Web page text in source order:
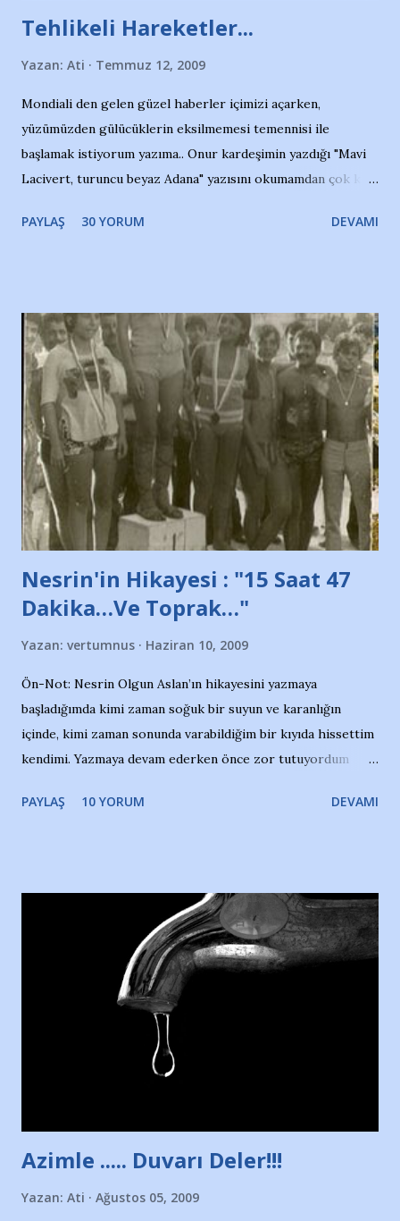
Tehlikeli Hareketler...
Yazan: Ati Temmuz 12, 2009
Mondiali den gelen güzel haberler içimizi açarken,
yüzümüzden gülücüklerin eksilmemesi temennisi ile
başlamak istiyorum yazıma.. Onur kardeşimin yazdığı "Mavi
Lacivert, turuncu beyaz Adana" yazısını okumamdan çok kısa
irkildim.. "Bursasporlu taraftarlar, İstanbul takımlarının
ve ürünlerini Bursa şehrinde görmek istemediklerini bir
protesto eylemiyle açıkladıklarını bildiriyordu.. Bu grup
adına açıklama yapan şahsı muhterem(!) ''Açık ve net olarak
söylüyoruz. Bu son uyarımızdır. Bunun yanısıra, bu takımlara
ait tanıtıcı ilanların asılmasına izin veren Bursa Büyükşehir
Belediyesi ile mağazaların bulunduğu alışveriş merkezlerini
de kınıyoruz'' diye de eklemiş .. Blogumuzda okuduğum bu
yazının hemen ardından bu habe...
PAYLAŞ 30 YORUM DEVAMI
Nesrin'in Hikayesi : "15 Saat 47
Dakika…Ve Toprak…"
Yazan: vertumnus Haziran 10, 2009
Ön-Not: Nesrin Olgun Aslan’ın hikayesini yazmaya
başladığımda kimi zaman soğuk bir suyun ve karanlığın
içinde, kimi zaman sonunda varabildiğim bir kıyıda hissettim
kendimi. Yazmaya devam ederken önce zor tutuyordum
Yazımı, ağlayarak bitirebildim ancak…Kendisinin web
Nesrin’in Hikayesi’ne başlıyorum… 1964 Adana Yüzme
havuzunun kenarında 7 yaşında kara kuru bir kız çocuğu
duruyor. Havuzun içinde Adana Demirspor Kulübü
yüzücüleri. Erkekler çoğunlukta. Küçük kız etrafına bakıyor.
Sadece 4 kız çocuğu var. Nesrin, Adana Demirspor’un 4
kızından biri oluyor o gün…Giriyor havuza. 1973 – 1975
Adana Nesrin, 16 yaşında. Yüzüyor. 7 yaşında girdiği
Türkiye 3.lüğü var. 17 yaşında mar...
PAYLAŞ 10 YORUM DEVAMI
Azimle ..... Duvarı Deler!!!
Yazan: Ati Ağustos 05, 2009